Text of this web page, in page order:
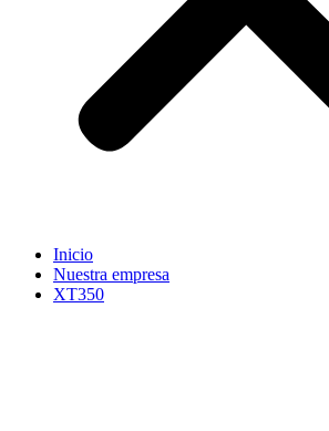
Inicio
Nuestra empresa
XT350